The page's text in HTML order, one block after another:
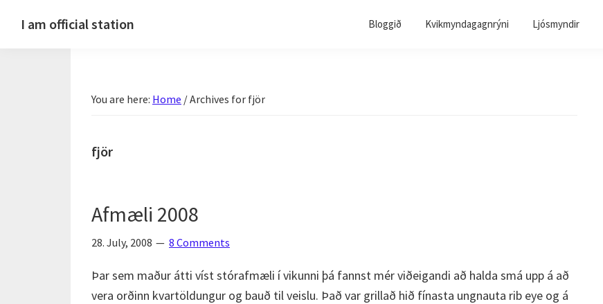
I am official station Bloggið Kvikmyndagagnrýni Ljósmyndir
You are here: Home /Archives for fjör
fjör
Afmæli 2008
28. July, 2008 8 Comments
Þar sem maður átti víst stórafmæli í vikunni þá fannst mér viðeigandi að halda smá upp á að
vera orðinn kvartöldungur og bauð til veislu. Það var grillað hið fínasta ungnauta rib eye og á